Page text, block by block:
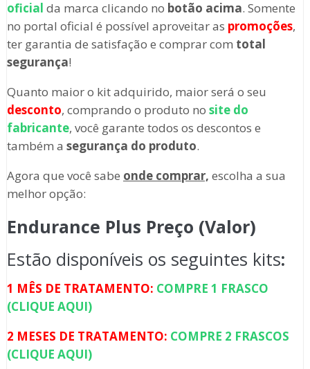
oficial da marca clicando no botão acima. Somente
no portal oficial é possível aproveitar as promoções,
ter garantia de satisfação e comprar com total
segurança!
Quanto maior o kit adquirido, maior será o seu
desconto, comprando o produto no site do
fabricante, você garante todos os descontos e
também a segurança do produto.
Agora que você sabe onde comprar, escolha a sua
melhor opção:
Endurance Plus Preço (Valor)
Estão disponíveis os seguintes kits:
1 MÊS DE TRATAMENTO: COMPRE 1 FRASCO
(CLIQUE AQUI)
2 MESES DE TRATAMENTO: COMPRE 2 FRASCOS
(CLIQUE AQUI)